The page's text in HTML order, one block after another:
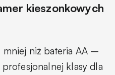
kieszonkowych
niż bateria AA –
profesjonalnej klasy dla